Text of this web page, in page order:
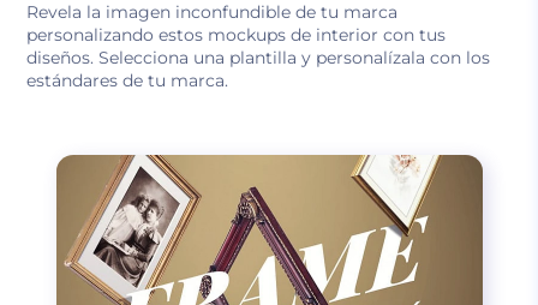
Revela la imagen inconfundible de tu marca
personalizando estos mockups de interior con tus
diseños. Selecciona una plantilla y personalízala con los
estándares de tu marca.